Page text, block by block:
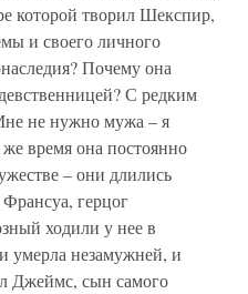
которой творил Шекспир,
и своего личного
Почему она
С редким
не нужно мужа – я
время она постоянно
– они длились
герцог
ходили у нее в
умерла незамужней, и
Джеймс, сын самого